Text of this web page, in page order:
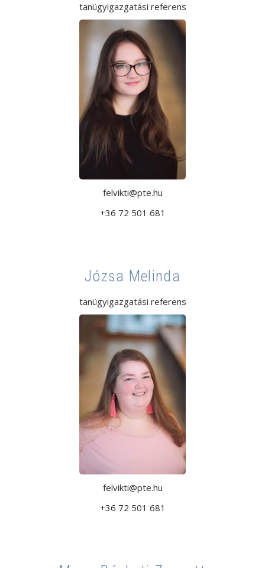
tanügyigazgatási referens
felvikti@pte.hu
+36 72 501 681
Józsa Melinda
tanügyigazgatási referens
felvikti@pte.hu
+36 72 501 681